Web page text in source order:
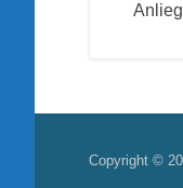
Copyright ©